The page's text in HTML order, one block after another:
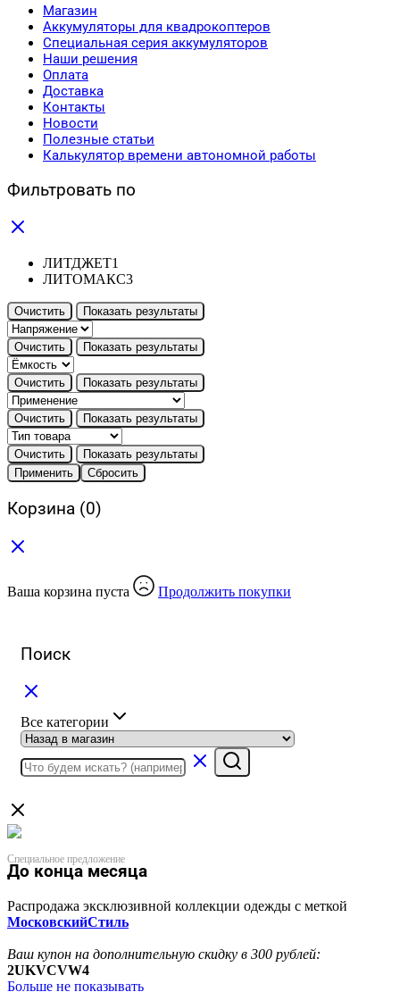
Магазин
Аккумуляторы для квадрокоптеров
Специальная серия аккумуляторов
Наши решения
Оплата
Доставка
Контакты
Новости
Полезные статьи
Калькулятор времени автономной работы
Фильтровать по
ЛИТДЖЕТ1
ЛИТОМАКС3
Очистить Показать результаты
Очистить Показать результаты
Очистить Показать результаты
Очистить Показать результаты
Очистить
Показать результаты
Применить
Сбросить
Корзина (0)
Ваша корзина пуста Продолжить покупки
Поиск
Все категории
Специальное предложение
До конца месяца
Распродажа эксклюзивной коллекции одежды с меткой
МосковскийСтиль
Ваш купон на дополнительную скидку в 300 рублей:
2UKVCVW4
Больше не показывать